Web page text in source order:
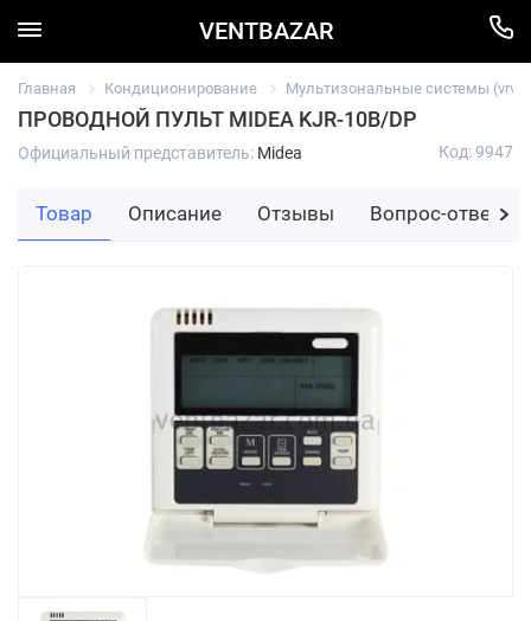
VENTBAZAR
Главная Кондиционирование Мультизональные системы (vrv/
ПРОВОДНОЙ ПУЛЬТ MIDEA KJR-10B/DP
Официальный представитель: Midea Код: 9947
Товар Описание Отзывы Вопрос-ответ